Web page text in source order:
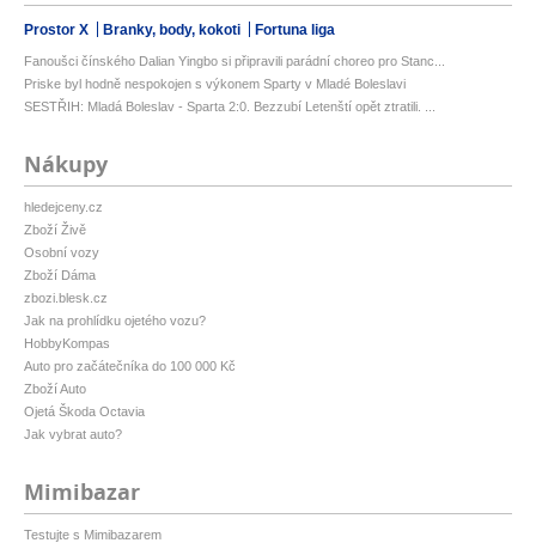
Prostor X Branky, body, kokoti Fortuna liga
Fanoušci čínského Dalian Yingbo si připravili parádní choreo pro Stanc...
Priske byl hodně nespokojen s výkonem Sparty v Mladé Boleslavi
SESTŘIH: Mladá Boleslav - Sparta 2:0. Bezzubí Letenští opět ztratili. ...
Nákupy
hledejceny.cz
Zboží Živě
Osobní vozy
Zboží Dáma
zbozi.blesk.cz
Jak na prohlídku ojetého vozu?
HobbyKompas
Auto pro začátečníka do 100 000 Kč
Zboží Auto
Ojetá Škoda Octavia
Jak vybrat auto?
Mimibazar
Testujte s Mimibazarem